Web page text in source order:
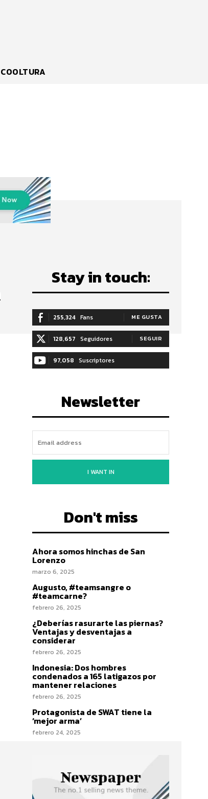
COOLTURA
Stay in touch:
255,324 Fans ME GUSTA
128,657 Seguidores SEGUIR
97,058 Suscriptores
Newsletter
I WANT IN
Don't miss
Ahora somos hinchas de San
Lorenzo
marzo 6, 2025
Augusto, #teamsangre o
#teamcarne?
febrero 26, 2025
¿Deberías rasurarte las piernas?
Ventajas y desventajas a
considerar
febrero 26, 2025
Indonesia: Dos hombres
condenados a 165 latigazos por
mantener relaciones
febrero 26, 2025
Protagonista de SWAT tiene la
‘mejor arma’
febrero 24, 2025